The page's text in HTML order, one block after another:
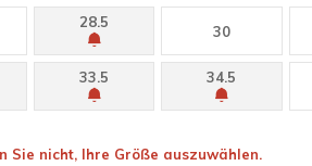
28.5
30
33.5 34.5
Sie nicht, Ihre Größe auszuwählen.